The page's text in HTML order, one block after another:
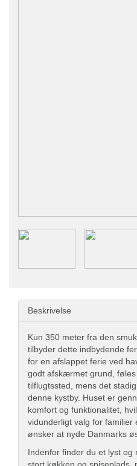
Beskrivelse
Kun 350 meter fra den
tilbyder dette indbydende
for en afslappet ferie ved
godt afskærmet grund,
tilflugtssted, mens det
denne kystby. Huset er
komfort og funktionalitet,
vidunderligt valg for familier
ønsker at nyde Danmarks
Indenfor finder du et lyst